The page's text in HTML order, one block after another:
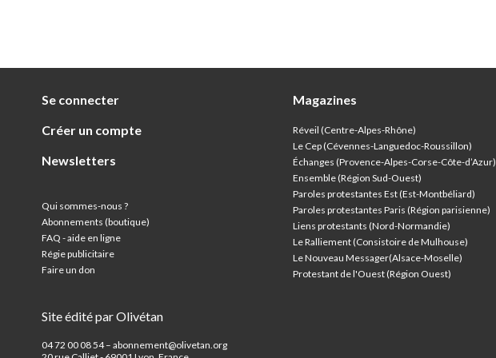
Se connecter
Créer un compte
Newsletters
Qui sommes-nous ?
Abonnements (boutique)
FAQ - aide en ligne
Régie publicitaire
Faire un don
Site édité par Olivétan
04 72 00 08 54 – abonnement@olivetan.org
Magazines
Réveil (Centre-Alpes-Rhône)
Le Cep (Cévennes-Languedoc-Roussillon)
Échanges (Provence-Alpes-Corse-Côte-d’Azur)
Ensemble (Région Sud-Ouest)
Paroles protestantes Est (Est-Montbéliard)
Paroles protestantes Paris (Région parisienne)
Liens protestants (Nord-Normandie)
Le Ralliement (Consistoire de Mulhouse)
Le Nouveau Messager(Alsace-Moselle)
Protestant de l'Ouest (Région Ouest)